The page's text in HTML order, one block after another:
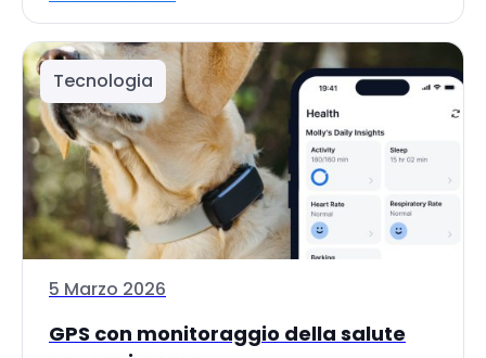
Tecnologia
5 Marzo 2026
GPS con monitoraggio della salute